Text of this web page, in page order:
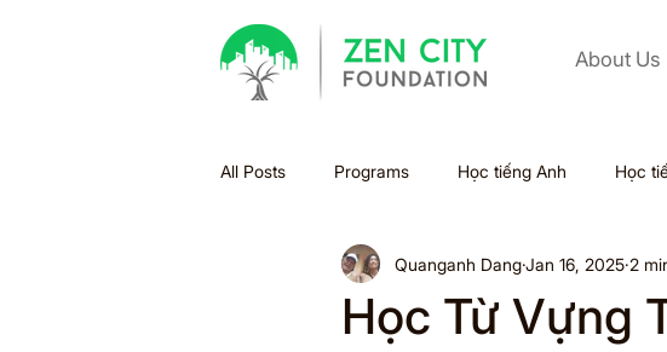
About Us
All Posts Programs Học tiếng Anh Học
Halloween Holiday Labor Day
Học Từ Vựng
Quanganh DangJan 16, 2025 2